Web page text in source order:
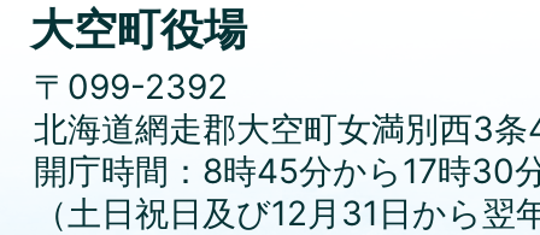
大空町役場
〒099-2392
北海道網走郡大空町女満別西3条
開庁時間：8時45分から17時30
（土日祝日及び12月31日から